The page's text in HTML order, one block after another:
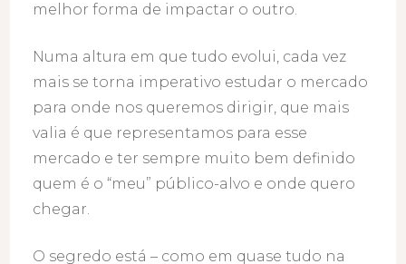
melhor forma de impactar o outro.
Numa altura em que tudo evolui, cada vez
mais se torna imperativo estudar o mercado
para onde nos queremos dirigir, que mais
valia é que representamos para esse
mercado e ter sempre muito bem definido
quem é o “meu” público-alvo e onde quero
chegar.
O segredo está – como em quase tudo na